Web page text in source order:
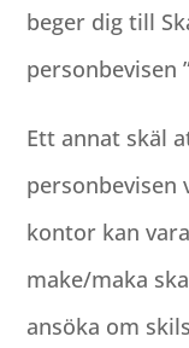
beger dig till
personbevisen
Ett annat skäl
personbevisen
kontor kan
make/maka
ansöka om